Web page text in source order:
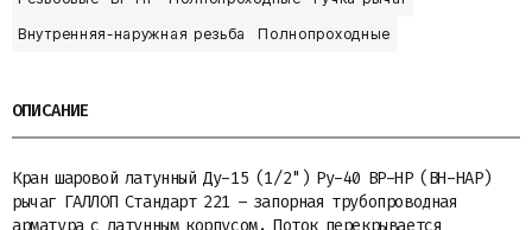
Внутренняя-наружная резьба
Полнопроходные
ОПИСАНИЕ
Кран шаровой латунный Ду-15 (1/2") Ру-40 ВР-НР (ВН-НАР)
рычаг ГАЛЛОП Стандарт 221 – запорная трубопроводная